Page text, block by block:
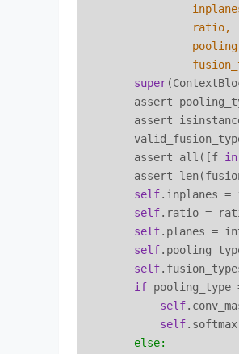
                 ratio,
super
assert
assert
        assert all([f
in
assert
self.inplanes =
self.ratio =
self.planes =
self
self
if pooling_type
self
self
else: